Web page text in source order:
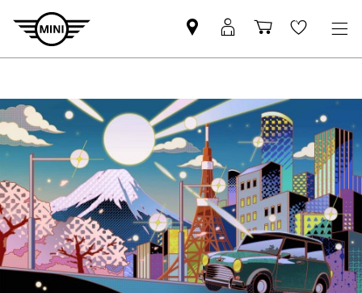
Mini
dealer
MyMini
login
Shopping
cart
Wishlist